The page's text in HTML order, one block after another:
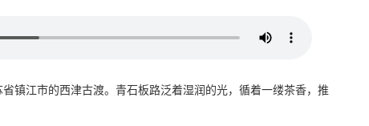
镇江市的西津古渡。青石板路泛着湿润的光，循着一缕茶香，推